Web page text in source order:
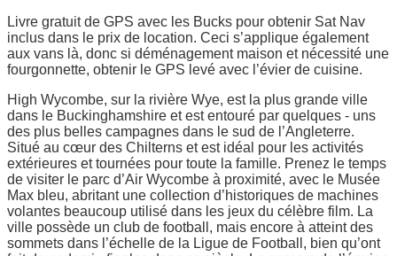
Livre gratuit de GPS avec les Bucks pour obtenir Sat Nav
inclus dans le prix de location. Ceci s’applique également
aux vans là, donc si déménagement maison et nécessité une
fourgonnette, obtenir le GPS levé avec l’évier de cuisine.
High Wycombe, sur la rivière Wye, est la plus grande ville
dans le Buckinghamshire et est entouré par quelques - uns
des plus belles campagnes dans le sud de l’Angleterre.
Situé au cœur des Chilterns et est idéal pour les activités
extérieures et tournées pour toute la famille. Prenez le temps
de visiter le parc d’Air Wycombe à proximité, avec le Musée
Max bleu, abritant une collection d’historiques de machines
volantes beaucoup utilisé dans les jeux du célèbre film. La
ville possède un club de football, mais encore à atteint des
sommets dans l’échelle de la Ligue de Football, bien qu’ont